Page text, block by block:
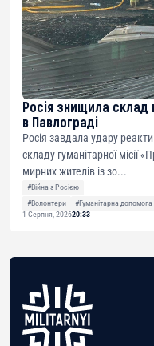
Росія знищила склад
в Павлограді
Росія завдала удару
складу гуманітарної місії
мирних жителів із зо...
#Війна з Росією
#Волонтери
#Гуманітарна допомога
1 Серпня, 202620:33